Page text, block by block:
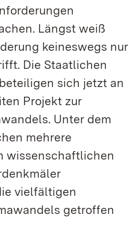
Längst weiß
keineswegs nur
Die Staatlichen
sich jetzt an
Projekt zur
Unter dem
mehrere
wissenschaftlichen
vielfältigen
getroffen